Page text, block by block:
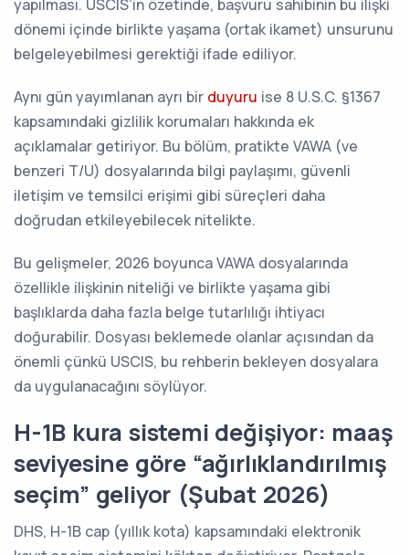
yapılması. USCIS’in özetinde, başvuru sahibinin bu ilişki
dönemi içinde birlikte yaşama (ortak ikamet) unsurunu
belgeleyebilmesi gerektiği ifade ediliyor.
Aynı gün yayımlanan ayrı bir duyuru ise 8 U.S.C. §1367
kapsamındaki gizlilik korumaları hakkında ek
açıklamalar getiriyor. Bu bölüm, pratikte VAWA (ve
benzeri T/U) dosyalarında bilgi paylaşımı, güvenli
iletişim ve temsilci erişimi gibi süreçleri daha
doğrudan etkileyebilecek nitelikte.
Bu gelişmeler, 2026 boyunca VAWA dosyalarında
özellikle ilişkinin niteliği ve birlikte yaşama gibi
başlıklarda daha fazla belge tutarlılığı ihtiyacı
doğurabilir. Dosyası beklemede olanlar açısından da
önemli çünkü USCIS, bu rehberin bekleyen dosyalara
da uygulanacağını söylüyor.
H-1B kura sistemi değişiyor: maaş
seviyesine göre “ağırlıklandırılmış
seçim” geliyor (Şubat 2026)
DHS, H-1B cap (yıllık kota) kapsamındaki elektronik